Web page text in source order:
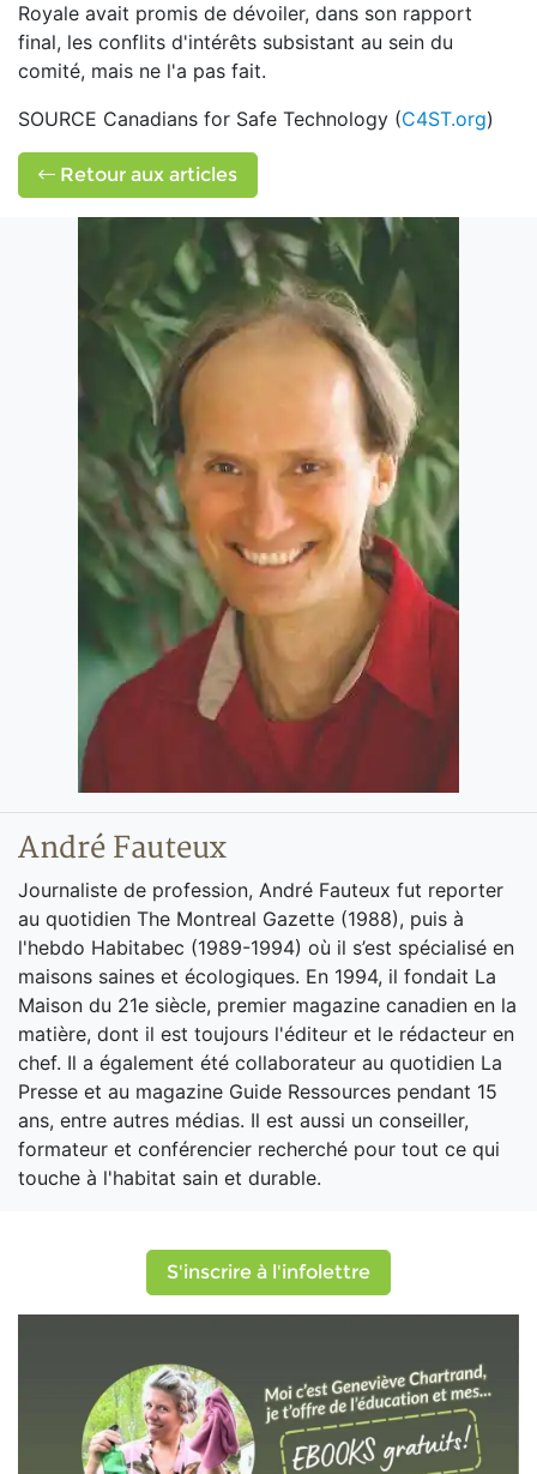
Royale avait promis de dévoiler, dans son rapport
final, les conflits d'intérêts subsistant au sein du
comité, mais ne l'a pas fait.
SOURCE Canadians for Safe Technology (C4ST.org)
Retour aux articles
André Fauteux
Journaliste de profession, André Fauteux fut reporter
au quotidien The Montreal Gazette (1988), puis à
l'hebdo Habitabec (1989-1994) où il s’est spécialisé en
maisons saines et écologiques. En 1994, il fondait La
Maison du 21e siècle, premier magazine canadien en la
matière, dont il est toujours l'éditeur et le rédacteur en
chef. Il a également été collaborateur au quotidien La
Presse et au magazine Guide Ressources pendant 15
ans, entre autres médias. Il est aussi un conseiller,
formateur et conférencier recherché pour tout ce qui
touche à l'habitat sain et durable.
S'inscrire à l'infolettre